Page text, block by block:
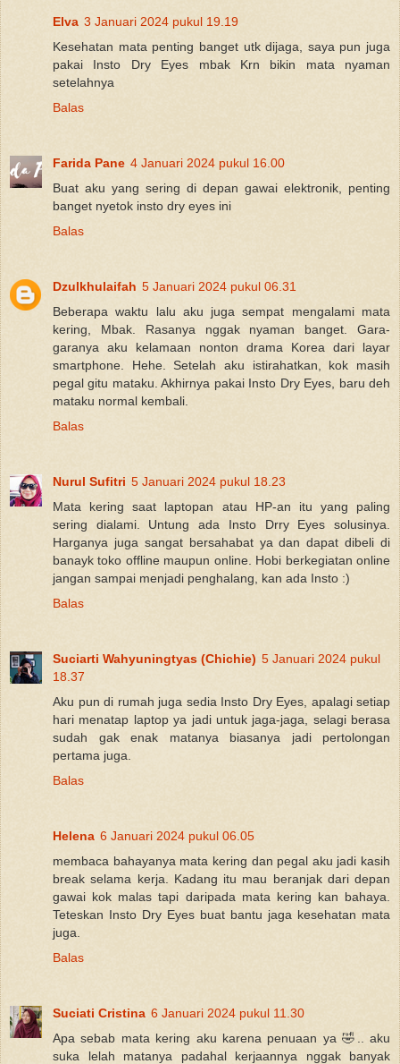
Elva 3 Januari 2024 pukul 19.19
Kesehatan mata penting banget utk dijaga, saya pun juga
pakai Insto Dry Eyes mbak Krn bikin mata nyaman
setelahnya
Balas
Farida Pane 4 Januari 2024 pukul 16.00
Buat aku yang sering di depan gawai elektronik, penting
banget nyetok insto dry eyes ini
Balas
Dzulkhulaifah 5 Januari 2024 pukul 06.31
Beberapa waktu lalu aku juga sempat mengalami mata
kering, Mbak. Rasanya nggak nyaman banget. Gara-
garanya aku kelamaan nonton drama Korea dari layar
smartphone. Hehe. Setelah aku istirahatkan, kok masih
pegal gitu mataku. Akhirnya pakai Insto Dry Eyes, baru deh
mataku normal kembali.
Balas
Nurul Sufitri 5 Januari 2024 pukul 18.23
Mata kering saat laptopan atau HP-an itu yang paling
sering dialami. Untung ada Insto Drry Eyes solusinya.
Harganya juga sangat bersahabat ya dan dapat dibeli di
banayk toko offline maupun online. Hobi berkegiatan online
jangan sampai menjadi penghalang, kan ada Insto :)
Balas
Suciarti Wahyuningtyas (Chichie) 5 Januari 2024 pukul
18.37
Aku pun di rumah juga sedia Insto Dry Eyes, apalagi setiap
hari menatap laptop ya jadi untuk jaga-jaga, selagi berasa
sudah gak enak matanya biasanya jadi pertolongan
pertama juga.
Balas
Helena 6 Januari 2024 pukul 06.05
membaca bahayanya mata kering dan pegal aku jadi kasih
break selama kerja. Kadang itu mau beranjak dari depan
gawai kok malas tapi daripada mata kering kan bahaya.
Teteskan Insto Dry Eyes buat bantu jaga kesehatan mata
juga.
Balas
Suciati Cristina 6 Januari 2024 pukul 11.30
Apa sebab mata kering aku karena penuaan ya 🤣.. aku
suka lelah matanya padahal kerjaannya nggak banyak